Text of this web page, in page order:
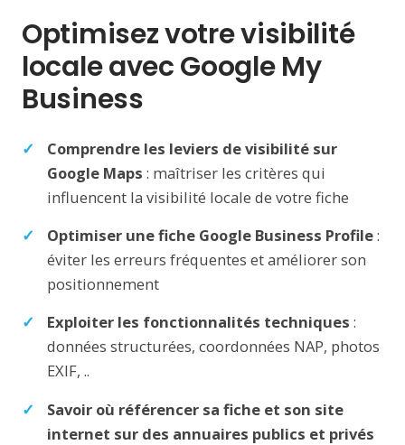
Optimisez votre visibilité
locale avec Google My
Business
Comprendre les leviers de visibilité sur
Google Maps : maîtriser les critères qui
influencent la visibilité locale de votre fiche
Optimiser une fiche Google Business Profile:
éviter les erreurs fréquentes et améliorer son
positionnement
Exploiter les fonctionnalités techniques :
données structurées, coordonnées NAP, photos
EXIF, ..
Savoir où référencer sa fiche et son site
internet sur des annuaires publics et privés